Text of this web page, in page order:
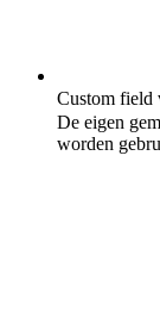
Custom field
De eigen
worden